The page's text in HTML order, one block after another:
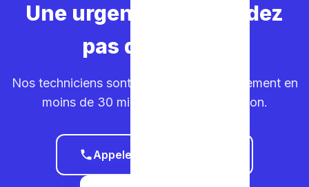
Une urgence ? Ne perdez
pas de temps.
Nos techniciens sont sur la route. Déplacement en
moins de 30 minutes dans votre région.
Appeler le 0465 68 51 58